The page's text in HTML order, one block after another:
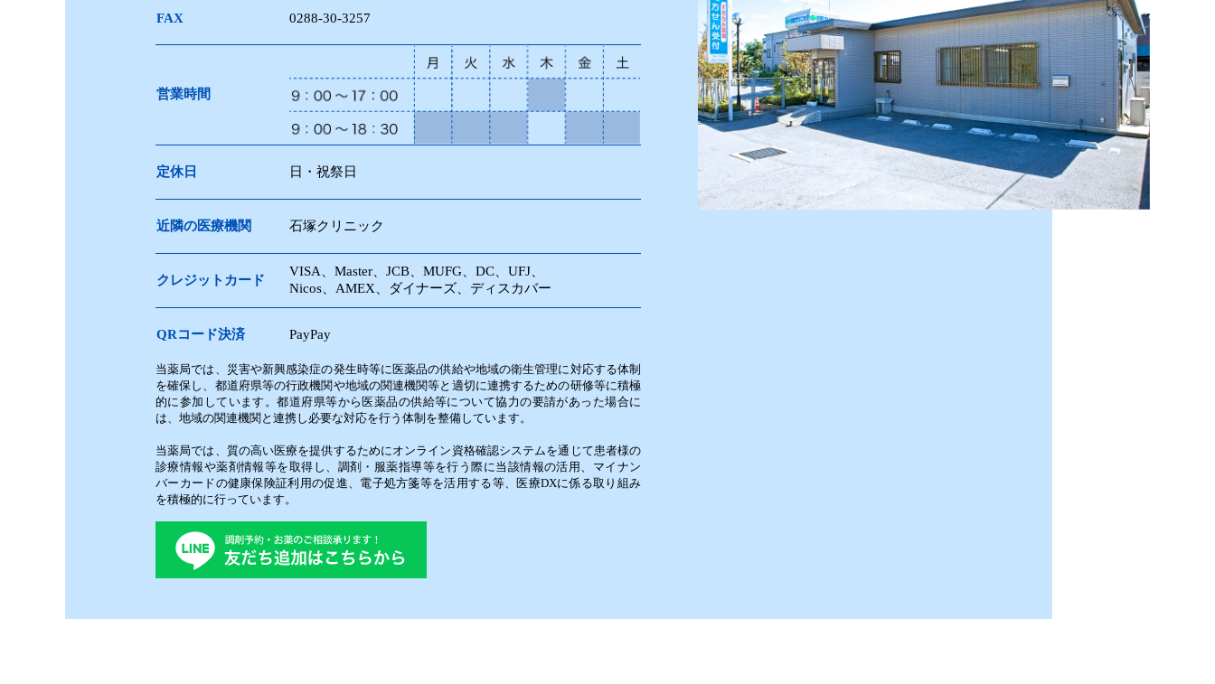
FAX 0288-30-3257
営業時間
定休日 日・祝祭日
近隣の医療機関 石塚クリニック
クレジット カード
VISA、Master、JCB、MUFG、DC、UFJ、
Nicos、AMEX、ダイナーズ、ディスカバー
QRコード決済 PayPay
当薬局では、災害や新興感染症の発生時等に医薬品の供給や地域の衛生管理に対応する体制
を確保し、都道府県等の行政機関や地域の関連機関等と適切に連携するための研修等に積極
的に参加しています。都道府県等から医薬品の供給等について協力の要請があった場合に
は、地域の関連機関と連携し必要な対応を行う体制を整備しています。
当薬局では、質の高い医療を提供するためにオンライン資格確認システムを通じて患者様の
診療情報や薬剤情報等を取得し、調剤・服薬指導等を行う際に当該情報の活用、マイナン
バーカードの健康保険証利用の促進、電子処方箋等を活用する等、医療DXに係る取り組み
を積極的に行っています。